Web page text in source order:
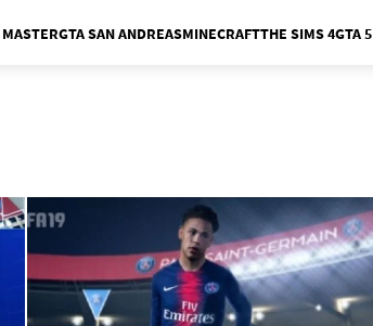
MenuGTA SAN ANDREASMINECRAFTTHE SIMS 4GTA 5